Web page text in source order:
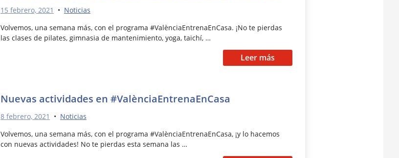
15 febrero, 2021 • Noticias
Volvemos, una semana más, con el programa #ValènciaEntrenaEnCasa. ¡No te pierdas
las clases de pilates, gimnasia de mantenimiento, yoga, taichí, …
Leer más
Nuevas actividades en #ValènciaEntrenaEnCasa
8 febrero, 2021 • Noticias
Volvemos, una semana más, con el programa #ValènciaEntrenaEnCasa, ¡y lo hacemos
con nuevas actividades! No te pierdas esta semana las …